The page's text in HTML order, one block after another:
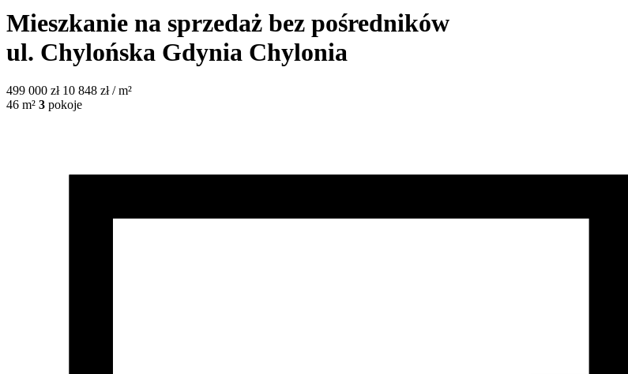
Mieszkanie na sprzedaż bez pośredników
ul. Chylońska Gdynia Chylonia
499 000 zł 10 848 zł / m²
46 m² 3 pokoje